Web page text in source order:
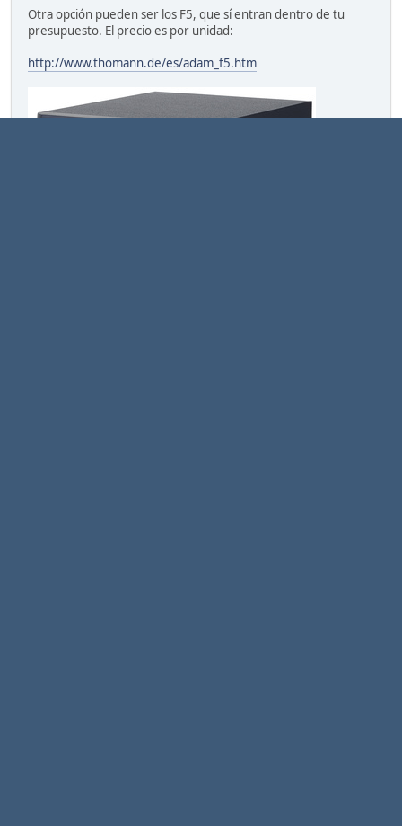
Otra opción pueden ser los F5, que sí entran dentro de tu
presupuesto. El precio es por unidad:
http://www.thomann.de/es/adam_f5.htm